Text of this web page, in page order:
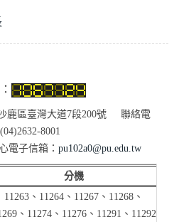
鹿區臺灣大道7段200號 聯絡電
8001
電子信箱： pu102a0@pu.edu.tw
分機
11263、11264、11267、11268、
、11274、11276、11291、 11292